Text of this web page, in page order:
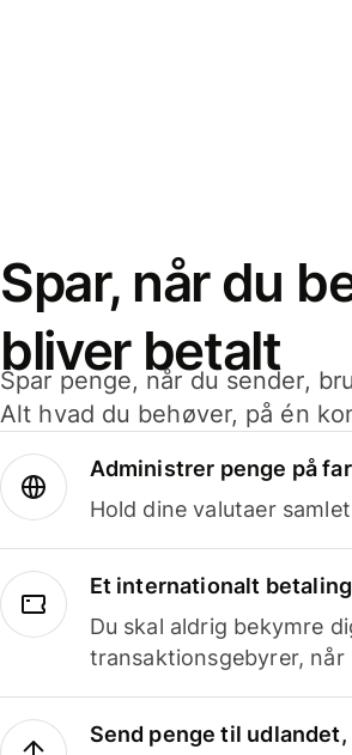
Spar, når du
bliver betalt
Spar penge, når du sender,
Alt hvad du behøver, på én
Administrer penge på
Hold dine valutaer
Et internationalt
Du skal aldrig bekymre
transaktionsgebyrer,
Send penge til